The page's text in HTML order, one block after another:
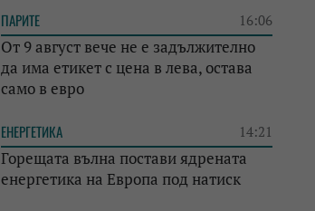
ПАРИТЕ 16:06
От 9 август вече не е задължително
да има етикет с цена в лева, остава
само в евро
ЕНЕРГЕТИКА 14:21
Горещата вълна постави ядрената
енергетика на Европа под натиск